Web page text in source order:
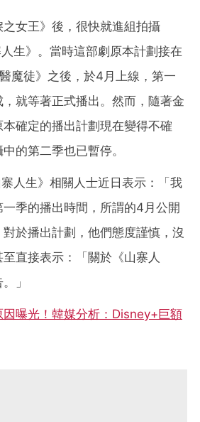
女王》後，很快就進組拍攝
生》。當時這部劇原本計劃接在
魔徒》之後，於4月上線，第一
就等著正式播出。然而，隨著金
確定的播出計劃現在變得不確
的第二季也已暫停。
人生》相關人士近日表示：「我
季的播出時間，所謂的4月公開
於播出計劃，他們態度謹慎，沒
直接表示：「關於《山寨人
」
曝光！韓媒分析：Disney+巨額